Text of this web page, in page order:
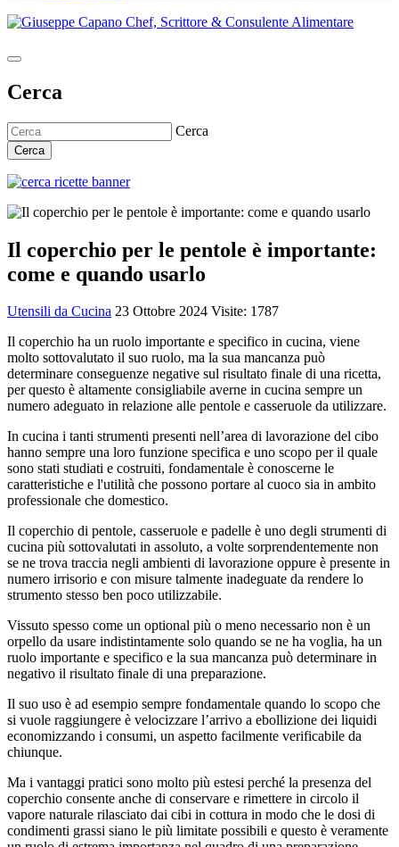
Cerca
Cerca
Cerca
Il coperchio per le pentole è importante:
come e quando usarlo
Utensili da Cucina 23 Ottobre 2024 Visite: 1787
Il coperchio ha un ruolo importante e specifico in cucina, viene
molto sottovalutato il suo ruolo, ma la sua mancanza può
determinare conseguenze negative sul risultato finale di una ricetta,
per questo è altamente consigliabile averne in cucina sempre un
numero adeguato in relazione alle pentole e casseruole da utilizzare.
In cucina i tanti strumenti presenti nell’area di lavorazione del cibo
hanno sempre una loro funzione specifica e uno scopo per il quale
sono stati studiati e costruiti, fondamentale è conoscerne le
caratteristiche e l'utilità che possono portare al cuoco sia in ambito
professionale che domestico.
Il coperchio di pentole, casseruole e padelle è uno degli strumenti di
cucina più sottovalutati in assoluto, a volte sorprendentemente non
se ne trova traccia negli ambienti di lavorazione oppure è presente in
numero irrisorio e con misure talmente inadeguate da rendere lo
strumento stesso ben poco utilizzabile.
Vissuto spesso come un optional più o meno necessario non è un
orpello da usare indistintamente solo quando se ne ha voglia, ha un
ruolo importante e specifico e la sua mancanza può determinare in
negativo il risultato finale di una preparazione.
Il suo uso è ad esempio sempre fondamentale quando lo scopo che
si vuole raggiungere è velocizzare l’arrivo a ebollizione dei liquidi
economizzando i consumi, un aspetto facilmente verificabile da
chiunque.
Ma i vantaggi pratici sono molto più estesi perché la presenza del
coperchio consente anche di conservare e rimettere in circolo il
vapore naturale rilasciato dai cibi in cottura in modo che le dosi di
condimenti grassi siano le più limitate possibili e questo è veramente